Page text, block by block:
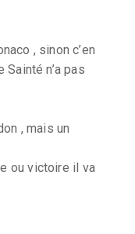
, sinon c’en
Sainté n’a pas
, mais un
ou victoire il va